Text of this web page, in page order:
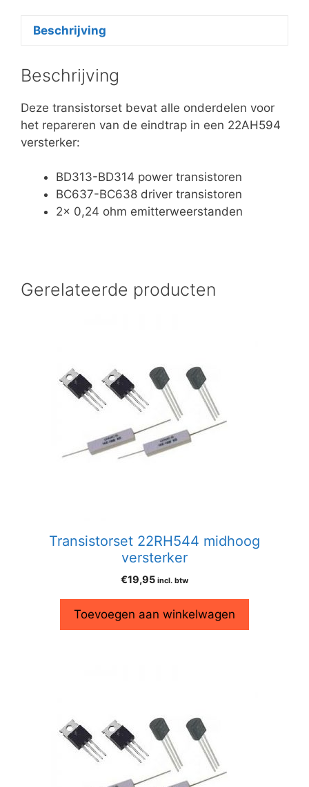
Beschrijving
Beschrijving
Deze transistorset bevat alle onderdelen voor
het repareren van de eindtrap in een 22AH594
versterker:
BD313-BD314 power transistoren
BC637-BC638 driver transistoren
2x 0,24 ohm emitterweerstanden
Gerelateerde producten
Transistorset 22RH544 midhoog
versterker
€19,95 incl. btw
Toevoegen aan winkelwagen